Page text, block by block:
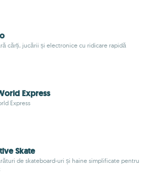
cărți, jucării și electronice cu ridicare rapidă
Express
Express
Skate
de skateboard-uri și haine simplificate pentru